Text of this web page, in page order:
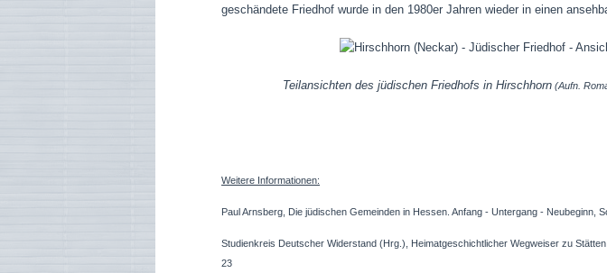
geschändete Friedhof wurde in den 1980er Jahren wieder in einen
Teilansichten des jüdischen Friedhofs in Hirschhorn(Aufn.
Weitere Informationen:
Paul Arnsberg, Die jüdischen Gemeinden in Hessen. Anfang - Untergang - Neubeginn,
Studienkreis Deutscher Widerstand (Hrg.), Heimatgeschichtlicher Wegweiser zu
23